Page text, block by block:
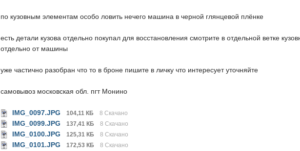
по кузовным элементам особо ловить нечего машина в черной глянцевой плёнке
есть детали кузова отдельно покупал для восстановления смотрите в отдельной ветке
отдельно от машины
уже частично разобран что то в броне пишите в личку что интересует уточняйте
самовывоз московская обл. пгт Монино
IMG_0097.JPG 104,11 КБ 8 Скачано
IMG_0099.JPG 137,41 КБ 8 Скачано
IMG_0100.JPG 125,31 КБ 8 Скачано
IMG_0101.JPG 172,53 КБ 8 Скачано